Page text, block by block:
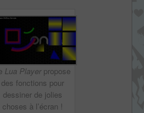
Lua Playerpropose
des fonctions pour
dessiner de jolies
choses à l’écran !